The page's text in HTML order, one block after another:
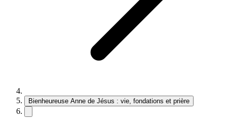
Bienheureuse Anne de Jésus : vie, fondations et prière